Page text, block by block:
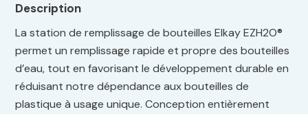
Description
La station de remplissage de bouteilles Elkay EZH2O®
permet un remplissage rapide et propre des bouteilles
d’eau, tout en favorisant le développement durable en
réduisant notre dépendance aux bouteilles de
plastique à usage unique. Conception entièrement